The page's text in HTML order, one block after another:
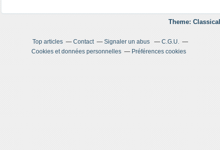
Theme:
Top articles Contact Signaler un abus
C.G.U.
Cookies et données personnelles
Préférences cookies